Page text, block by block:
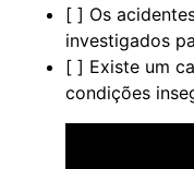
[ ] Os
investigados
[ ] Existe um
condições